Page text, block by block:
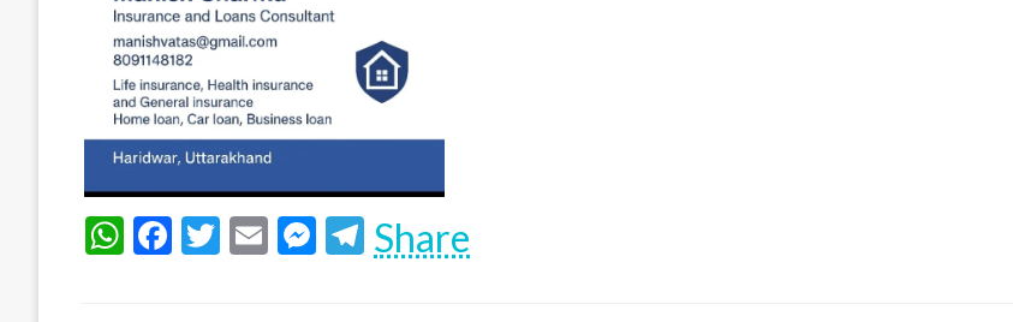
WhatsApp
Facebook
Twitter
EmailMessenger
Telegram
Share